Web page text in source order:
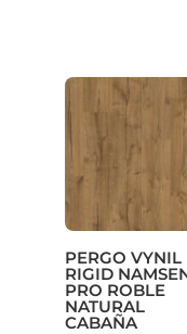
PERGO VYNIL
RIGID
PRO ROBLE
NATURAL
CABAÑA